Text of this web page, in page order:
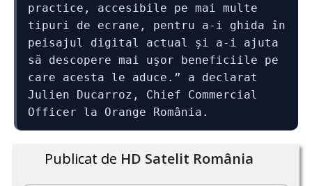
practice, accesibile pe mai multe
tipuri de ecrane, pentru a-i ghida în
peisajul digital actual şi a-i ajuta
să descopere mai uşor beneficiile pe
care acesta le aduce.” a declarat
Julien Ducarroz, Chief Commercial
Officer la Orange România.
Publicat de HD Satelit România